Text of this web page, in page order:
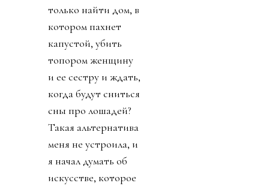
только найти дом, в
котором пахнет
капустой, убить
топором женщину
и ее сестру и ждать,
когда будут сниться
сны про лошадей?
Такая альтернатива
меня не устроила, и
я начал думать об
искусстве, которое